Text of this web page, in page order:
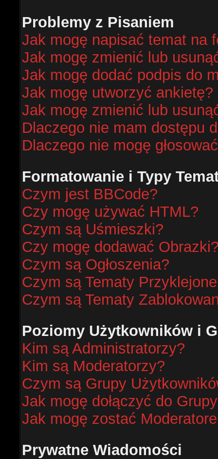
Problemy z Pisaniem
Jak mogę napisać temat na
Jak mogę zmienić lub
Jak mogę dodać podpis do
Jak mogę utworzyć ankietę?
Jak mogę zmienić lub
Dlaczego nie mam dostępu
Dlaczego nie mogę
Formatowanie i Typy
Czym jest BBCode?
Czy mogę używać HTML?
Czym są Uśmieszki?
Czy mogę dodawać
Czym są Ogłoszenia?
Czym są Tematy
Czym są Tematy
Poziomy Użytkowników i
Kim są Administratorzy?
Kim są Moderatorzy?
Czym są Grupy
Jak mogę dołączyć do
Jak mogę zostać
Prywatne Wiadomości